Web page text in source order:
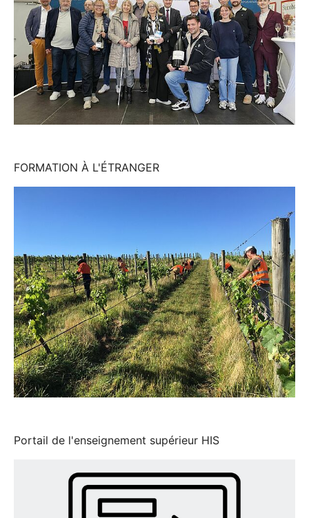
FORMATION À L'ÉTRANGER
Portail de l'enseignement supérieur HIS